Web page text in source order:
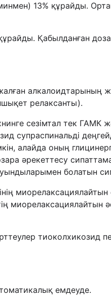
13% құрайды.
Қабылданған
алкалоидтарының
релаксанты).
сезімтал тек
супраспинальді
алайда оның
әрекеттесу
болатын
миорелаксациялайтын
тиоколхикозид
емдеуде.